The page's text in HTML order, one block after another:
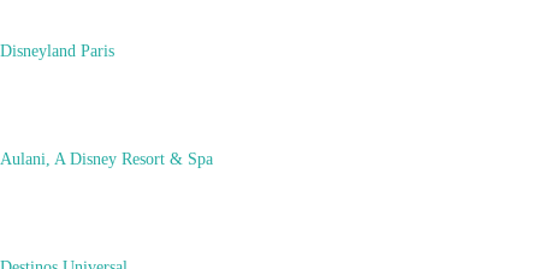
Disneyland Paris
Aulani, A Disney Resort & Spa